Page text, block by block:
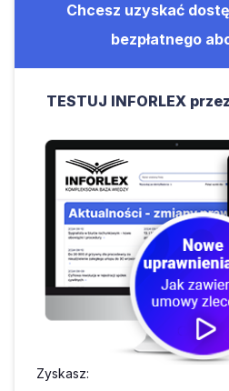
Chcesz uzyskać
bezpłatnego
TESTUJ INFORLEX
Zyskasz: